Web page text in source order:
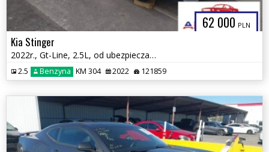
62 000 PLN
Kia Stinger
2022r., Gt-Line, 2.5L, od ubezpieczalni
2.5 Benzyna KM 304 2022 121859